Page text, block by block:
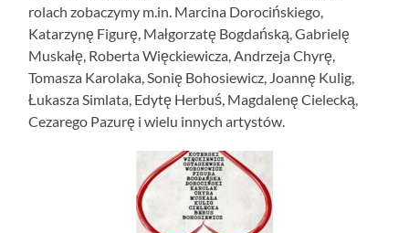
rolach zobaczymy m.in. Marcina Dorocińskiego,
Katarzynę Figurę, Małgorzatę Bogdańską, Gabrielę
Muskałę, Roberta Więckiewicza, Andrzeja Chyrę,
Tomasza Karolaka, Sonię Bohosiewicz, Joannę Kulig,
Łukasza Simlata, Edytę Herbuś, Magdalenę Cielecką,
Cezarego Pazurę i wielu innych artystów.